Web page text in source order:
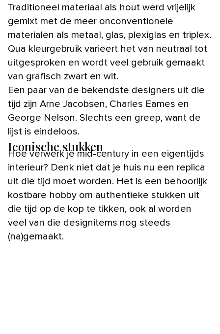
Traditioneel materiaal als hout werd vrijelijk
gemixt met de meer onconventionele
materialen als metaal, glas, plexiglas en triplex.
Qua kleurgebruik varieert het van neutraal tot
uitgesproken en wordt veel gebruik gemaakt
van grafisch zwart en wit.
Een paar van de bekendste designers uit die
tijd zijn Arne Jacobsen, Charles Eames en
George Nelson. Slechts een greep, want de
lijst is eindeloos.
Iconische stukken
Hoe verwerk je mid-century in een eigentijds
interieur? Denk niet dat je huis nu een replica
uit die tijd moet worden. Het is een behoorlijk
kostbare hobby om authentieke stukken uit
die tijd op de kop te tikken, ook al worden
veel van die designitems nog steeds
(na)gemaakt.